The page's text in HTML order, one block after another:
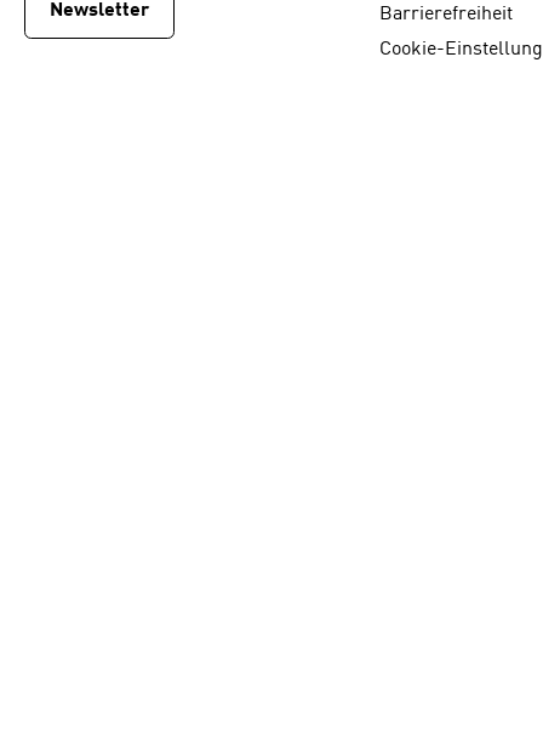
Newsletter
Barrierefreiheit
Cookie-